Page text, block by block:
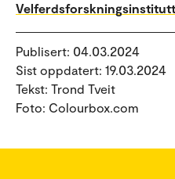
Publisert: 04.03.2024
Sist oppdatert: 19.03.2024
Tekst: Trond Tveit
Foto: Colourbox.com